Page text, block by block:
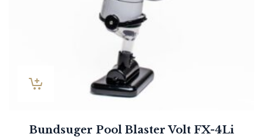
Bundsuger Pool Blaster Volt FX-4Li